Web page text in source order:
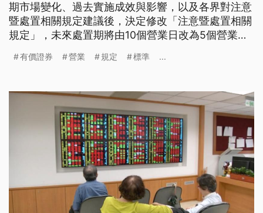
期市場變化、過去實施成效與影響，以及各界對注意
暨處置相關規定建議後，決定修改「注意暨處置相關
規定」，未來處置期將由10個營業日改為5個營業
20分鐘撮合一次，改為每2分鐘撮合一次，相關規定
有價證券 營業 規定 標準 ...